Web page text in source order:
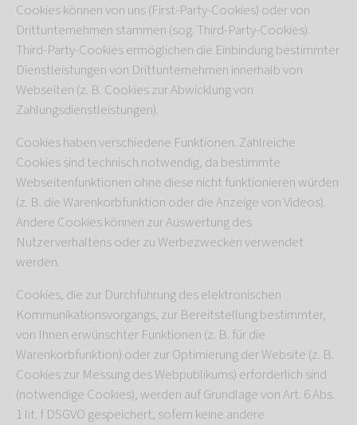
Cookies können von uns (First-Party-Cookies) oder von
Drittunternehmen stammen (sog. Third-Party-Cookies).
Third-Party-Cookies ermöglichen die Einbindung bestimmter
Dienstleistungen von Drittunternehmen innerhalb von
Webseiten (z. B. Cookies zur Abwicklung von
Zahlungsdienstleistungen).
Cookies haben verschiedene Funktionen. Zahlreiche
Cookies sind technisch notwendig, da bestimmte
Webseitenfunktionen ohne diese nicht funktionieren würden
(z. B. die Warenkorbfunktion oder die Anzeige von Videos).
Andere Cookies können zur Auswertung des
Nutzerverhaltens oder zu Werbezwecken verwendet
werden.
Cookies, die zur Durchführung des elektronischen
Kommunikationsvorgangs, zur Bereitstellung bestimmter,
von Ihnen erwünschter Funktionen (z. B. für die
Warenkorbfunktion) oder zur Optimierung der Website (z. B.
Cookies zur Messung des Webpublikums) erforderlich sind
(notwendige Cookies), werden auf Grundlage von Art. 6 Abs.
1 lit. f DSGVO gespeichert, sofern keine andere